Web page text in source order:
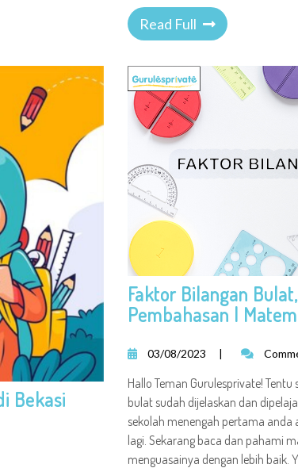
Read Full
Bekasi
Faktor Bilangan
Pembahasan |
03/08/2023 |
Hallo Teman Gurulesprivate!
bulat sudah dijelaskan dan
sekolah menengah pertama
lagi. Sekarang baca dan pahami
menguasainya dengan lebih baik.